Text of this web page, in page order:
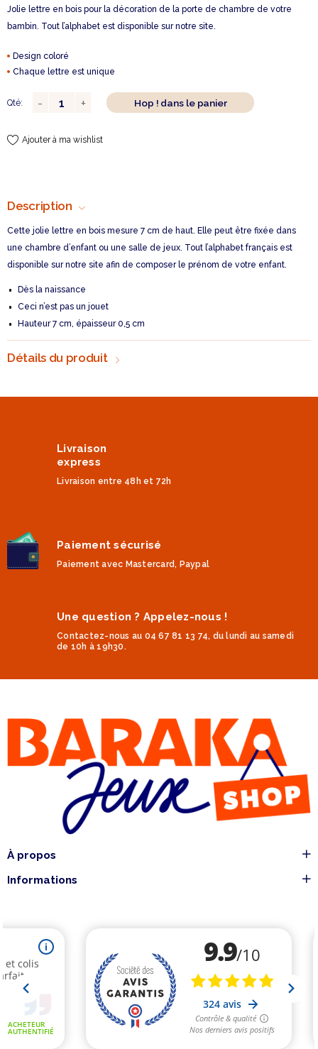
Jolie lettre en bois pour la décoration de la porte de chambre de votre
bambin. Tout l’alphabet est disponible sur notre site.
Design coloré
Chaque lettre est unique
Qté: Hop ! dans le panier
Ajouter à ma wishlist
Description
Cette jolie lettre en bois mesure 7 cm de haut. Elle peut être fixée dans
une chambre d’enfant ou une salle de jeux. Tout l’alphabet français est
disponible sur notre site afin de composer le prénom de votre enfant.
Dès la naissance
Ceci n’est pas un jouet
Hauteur 7 cm, épaisseur 0,5 cm
Détails du produit
Livraison
express
Livraison entre 48h et 72h
Paiement sécurisé
Paiement avec Mastercard, Paypal
Une question ? Appelez-nous !
Contactez-nous au 04 67 81 13 74, du lundi au samedi
de 10h à 19h30.
À propos
Informations